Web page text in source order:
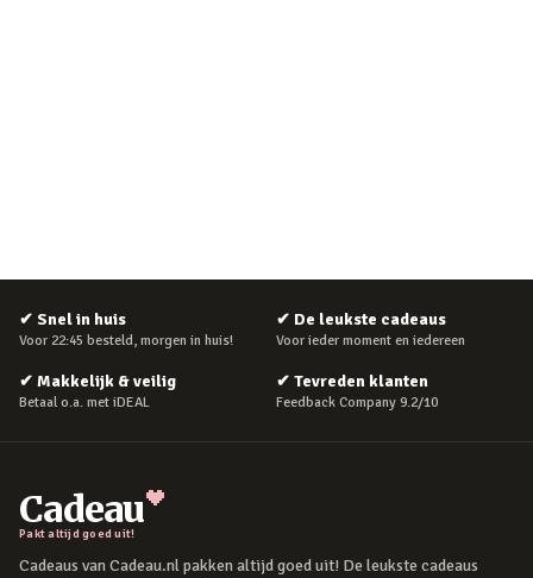
✔ Snel in huis
Voor 22:45 besteld, morgen in huis!
✔ De leukste cadeaus
Voor ieder moment en iedereen
✔ Makkelijk & veilig
Betaal o.a. met iDEAL
✔ Tevreden klanten
Feedback Company 9.2/10
Cadeau
Pakt altijd goed uit!
Cadeaus van Cadeau.nl pakken altijd goed uit! De leukste cadeaus